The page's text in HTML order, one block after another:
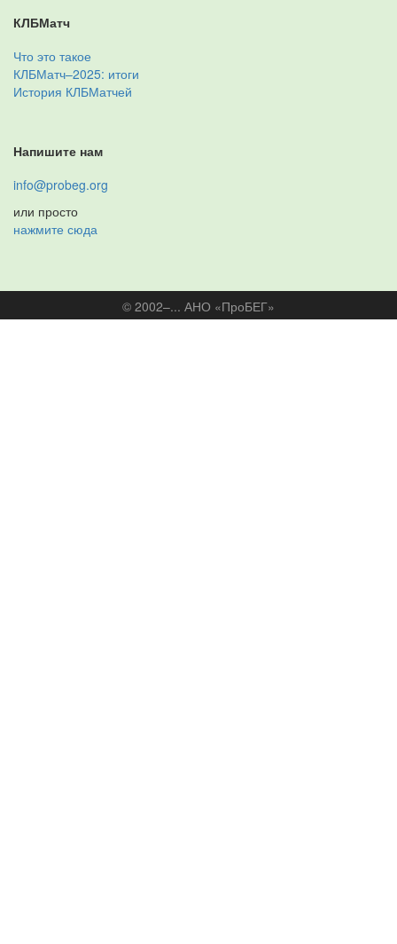
КЛБМатч
Что это такое
КЛБМатч–2025: итоги
История КЛБМатчей
Напишите нам
info@probeg.org
или просто
нажмите сюда
© 2002–... АНО «ПроБЕГ»